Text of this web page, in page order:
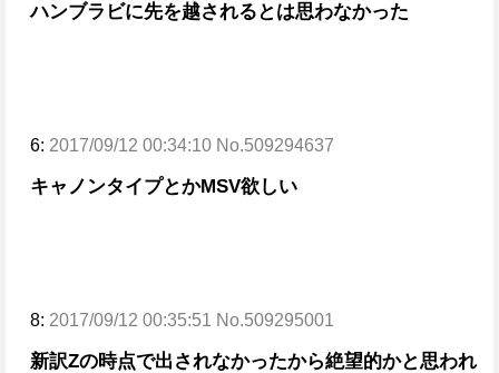
ハンブラビに先を越されるとは思わなかった
6: 2017/09/12 00:34:10 No.509294637
キャノンタイプとかMSV欲しい
8: 2017/09/12 00:35:51 No.509295001
新訳Zの時点で出されなかったから絶望的かと思われ